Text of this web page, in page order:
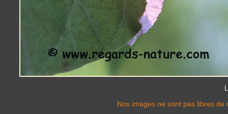
Nos images ne sont pas libres